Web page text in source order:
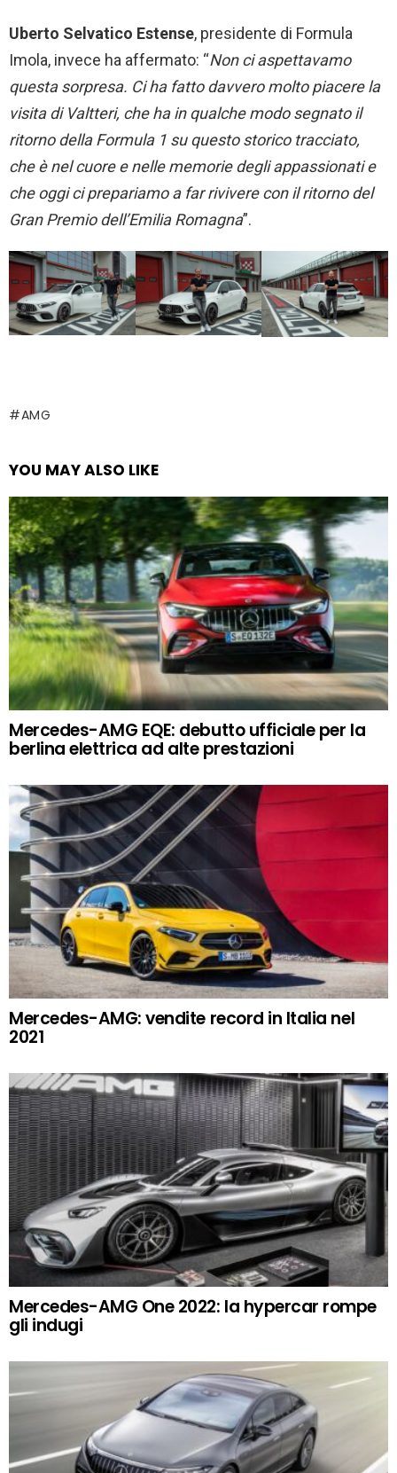
Uberto Selvatico Estense, presidente di Formula
Imola, invece ha affermato: “Non ci aspettavamo
questa sorpresa. Ci ha fatto davvero molto piacere la
visita di Valtteri, che ha in qualche modo segnato il
ritorno della Formula 1 su questo storico tracciato,
che è nel cuore e nelle memorie degli appassionati e
che oggi ci prepariamo a far rivivere con il ritorno del
Gran Premio dell’Emilia Romagna”.
AMG
YOU MAY ALSO LIKE
Mercedes-AMG EQE: debutto ufficiale per la
berlina elettrica ad alte prestazioni
Mercedes-AMG: vendite record in Italia nel
2021
Mercedes-AMG One 2022: la hypercar rompe
gli indugi